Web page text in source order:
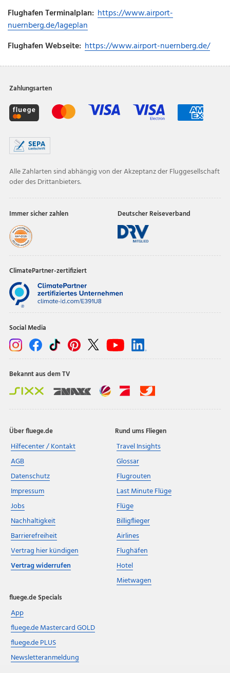
Flughafen Terminalplan: https://www.airport-
nuernberg.de/lageplan
Flughafen Webseite: https://www.airport-nuernberg.de/